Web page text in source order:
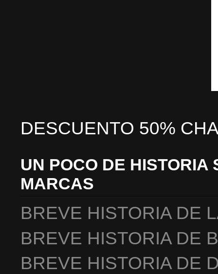
DESCUENTO 50%
UN POCO DE HISTORIA
MARCAS
BREVE HISTORIA DE
BREVE HISTORIA DE
BREVE HISTORIA DE